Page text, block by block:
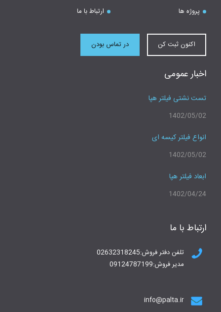
پروژه ها
ارتباط با ما
اکنون ثبت کن در تماس بودن
اخبار عمومی
تست نشتی فیلتر هپا
1402/05/02
انواع فیلتر کیسه ای
1402/05/02
ابعاد فیلتر هپا
1402/04/24
ارتباط با ما
تلفن دفتر فروش:02632318245
مدیر فروش:09124787199
info@palta.ir